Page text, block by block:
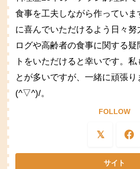
食事を工夫しながら作っていま
に喜んでいただけるよう日々
ログや高齢者の食事に関する
トをいただけると幸いです。
とが多いですが、一緒に頑張り
(^▽^)/。
FOLLOW